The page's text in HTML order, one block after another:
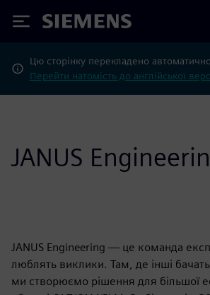
Siemens
Цю сторінку перекладено
Перейти натомість до англійської
JANUS
JANUS Engineering — це команда
люблять виклики. Там, де інші
ми створюємо рішення для більшої